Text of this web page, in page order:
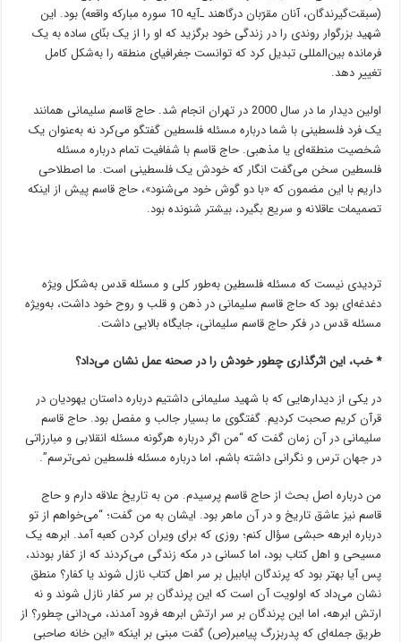
(سبقت‌گیرندگان، آنان مقرّبان درگاهند ـ‌آیه 10 سوره مبارکه واقعه) بود. این
شهید بزرگوار روندی را در زندگی خود برگزید که او را از یک بنّای ساده به یک
فرمانده بین‌المللی تبدیل کرد که توانست جغرافیای منطقه را به‌شکل کامل
تغییر دهد.
اولین دیدار ما در سال 2000 در تهران انجام شد. حاج قاسم سلیمانی همانند
یک فرد فلسطینی با شما درباره مسئله فلسطین گفتگو می‌کرد نه به‌عنوان یک
شخصیت منطقه‌ای یا مذهبی. حاج قاسم با شفافیت تمام درباره مسئله
فلسطین سخن می‌گفت انگار که خودش یک فلسطینی است. ما اصطلاحی
داریم با این مضمون که «با دو گوش خود می‌شنود»، حاج قاسم پیش از اینکه
تصمیمات عاقلانه و سریع بگیرد، بیشتر شنونده بود.
تردیدی نیست که مسئله فلسطین به‌طور کلی و مسئله قدس به‌شکل ویژه
دغدغه‌ای بود که حاج قاسم سلیمانی در ذهن و قلب و روح خود داشت، به‌ویژه
مسئله قدس در فکر حاج قاسم سلیمانی، جایگاه بالایی داشت.
* خب، این اثرگذاری چطور خودش را در صحنه عمل نشان می‌داد؟
در یکی از دیدارهایی که با شهید سلیمانی داشتیم درباره داستان یهودیان در
قرآن کریم صحبت کردیم. گفتگوی ما بسیار جالب و مفصل بود. حاج قاسم
سلیمانی در آن زمان گفت که “من اگر درباره هرگونه مسئله انقلابی و مبارزاتی
در جهان ترس و نگرانی داشته باشم، اما درباره مسئله فلسطین نمی‌ترسم”.
من درباره اصل بحث از حاج قاسم پرسیدم. من به تاریخ علاقه دارم و حاج
قاسم نیز عاشق تاریخ و در آن ماهر بود. ایشان به من گفت؛ “می‌خواهم از تو
درباره ابرهه حبشی سؤال کنم؛ روزی که برای ویران کردن کعبه آمد. ابرهه یک
مسیحی و اهل کتاب بود، اما کسانی در مکه زندگی می‌کردند که از کفار بودند،
پس آیا بهتر بود که پرندگان ابابیل بر سر اهل کتاب نازل شوند یا کفار؟ منطق
نشان می‌داد که اولویت آن است که این پرندگان بر سر کفار نازل شوند و نه
ارتش ابرهه، اما این پرندگان بر سر ارتش ابرهه فرود آمدند، می‌دانی چطور؟ از
طریق جمله‌ای که پدربزرگ پیامبر(ص) گفت مبنی بر اینکه «این خانه صاحبی